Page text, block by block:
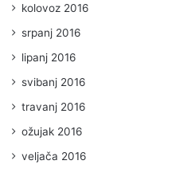
kolovoz 2016
srpanj 2016
lipanj 2016
svibanj 2016
travanj 2016
ožujak 2016
veljača 2016